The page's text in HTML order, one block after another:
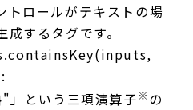
トロールがテキストの場
するタグです。
という三項演算子※ の